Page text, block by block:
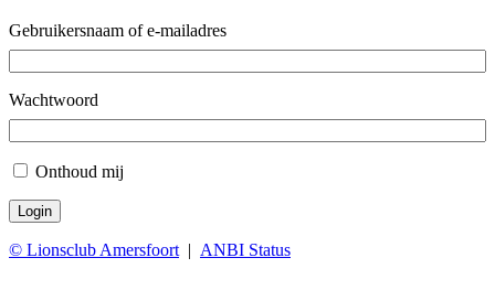
Gebruikersnaam of e-mailadres
Wachtwoord
Onthoud mij
Login
© Lionsclub Amersfoort | ANBI Status